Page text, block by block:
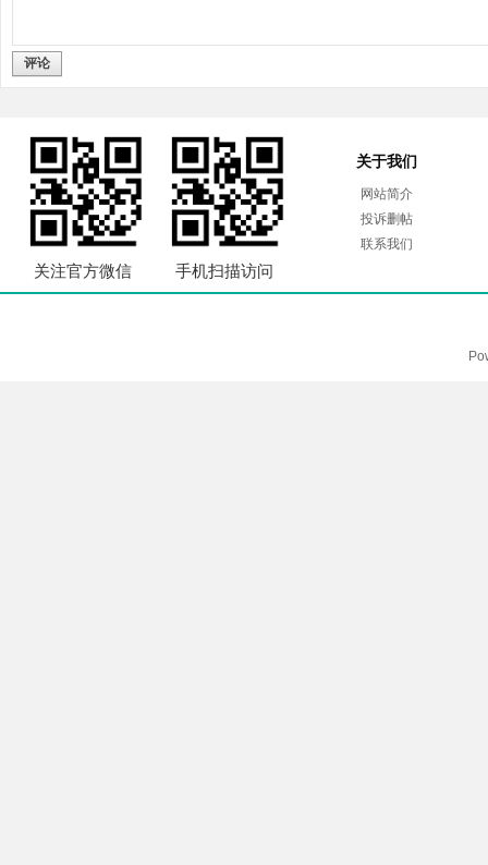
评论
关注官方微信 手机扫描访问
关于我们
网站简介
投诉删帖
联系我们